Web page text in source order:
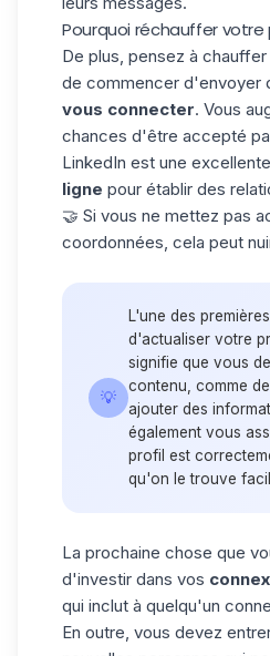
Pourquoi réchauffer votre
De plus, pensez à
de commencer d'envoyer
vous connecter. Vous
chances d'être accepté
LinkedIn est une excellente
ligne pour établir des
🤝 Si vous ne mettez pas
coordonnées, cela peut
💡
L'une des
d'actualiser votre
signifie que vous
contenu, comme
ajouter des
également vous
profil est
qu'on le trouve
La prochaine chose que
d'investir dans vos
qui inclut à quelqu'un
En outre, vous devez